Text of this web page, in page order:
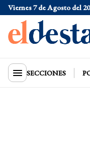
Viernes 7 de Agosto del
Dólar
SECCIONES